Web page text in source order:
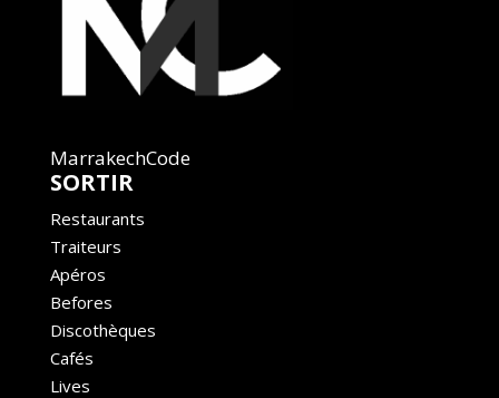
MarrakechCode
SORTIR
Restaurants
Traiteurs
Apéros
Befores
Discothèques
Cafés
Lives